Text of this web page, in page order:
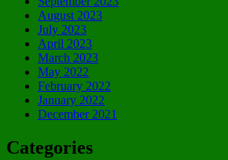
August 2023
July 2023
April 2023
March 2023
May 2022
February 2022
January 2022
December 2021
Categories